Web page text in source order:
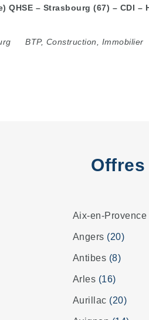
QHSE – Strasbourg (67) – CDI –
BTP, Construction, Immobilier
Aix-en-Provence
Angers (20)
Antibes (8)
Arles (16)
Aurillac (20)